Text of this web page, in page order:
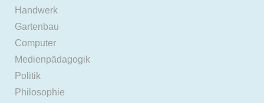
Handwerk
Gartenbau
Computer
Medienpädagogik
Politik
Philosophie